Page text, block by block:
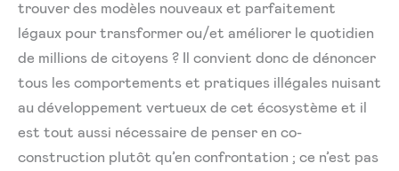
trouver des modèles nouveaux et parfaitement
légaux pour transformer ou/et améliorer le quotidien
de millions de citoyens ? Il convient donc de dénoncer
tous les comportements et pratiques illégales nuisant
au développement vertueux de cet écosystème et il
est tout aussi nécessaire de penser en co-
construction plutôt qu’en confrontation ; ce n’est pas